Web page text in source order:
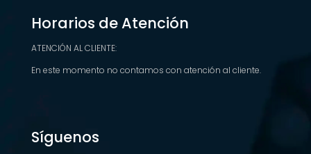
Horarios de Atención
ATENCIÓN AL CLIENTE:
En este momento no contamos con atención al cliente.
Síguenos